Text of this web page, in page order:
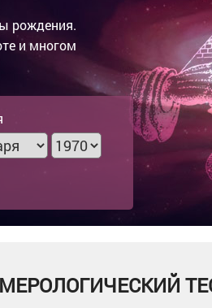
рождения.
и многом